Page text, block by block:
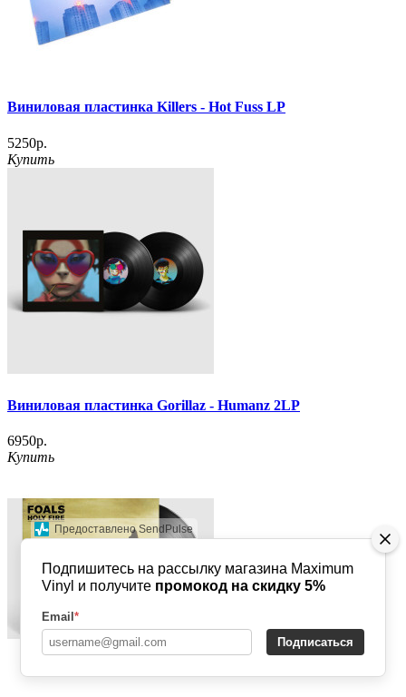
Виниловая пластинка Killers - Hot Fuss LP
5250р.
Купить
Виниловая пластинка Gorillaz - Humanz 2LP
6950р.
Купить
Подпишитесь на рассылку магазина Maximum
Vinyl и получите промокод на скидку 5%
Email *
Подписаться
Предоставлено SendPulse